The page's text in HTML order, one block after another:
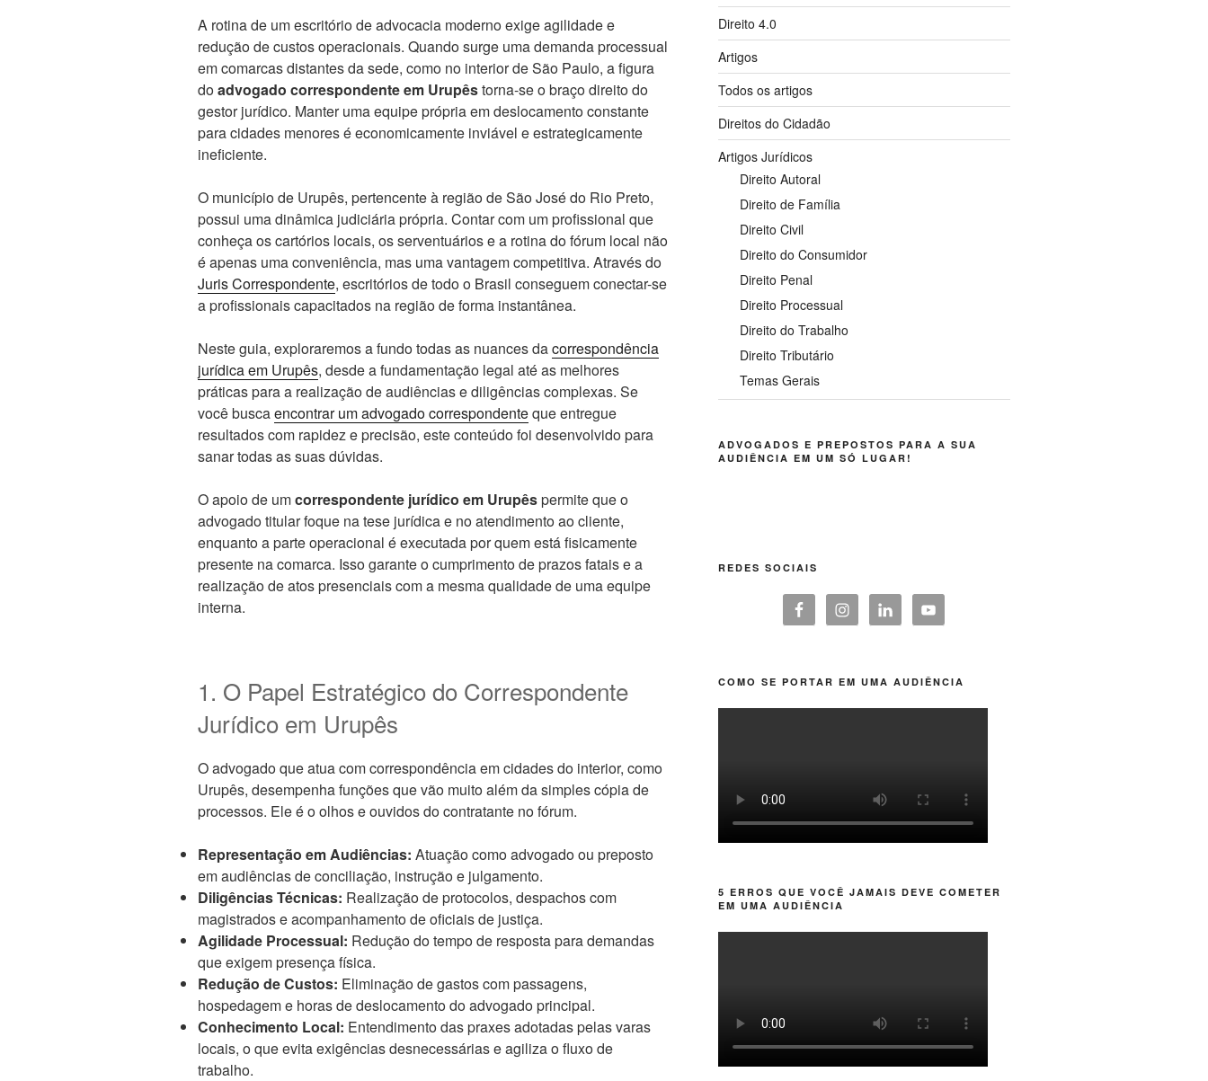
A rotina de um escritório de advocacia moderno exige agilidade e
redução de custos operacionais. Quando surge uma demanda processual
em comarcas distantes da sede, como no interior de São Paulo, a figura
doadvogado correspondente em Urupêstorna-se o braço direito do
gestor jurídico. Manter uma equipe própria em deslocamento constante
para cidades menores é economicamente inviável e estrategicamente
ineficiente.
O município de Urupês, pertencente à região de São José do Rio Preto,
possui uma dinâmica judiciária própria. Contar com um profissional que
conheça os cartórios locais, os serventuários e a rotina do fórum local não
é apenas uma conveniência, mas uma vantagem competitiva. Através do
Juris Correspondente, escritórios de todo o Brasil conseguem conectar-se
a profissionais capacitados na região de forma instantânea.
Neste guia, exploraremos a fundo todas as nuances dacorrespondência
jurídica em Urupês, desde a fundamentação legal até as melhores
práticas para a realização de audiências e diligências complexas. Se
você buscaencontrar um advogado correspondenteque entregue
resultados com rapidez e precisão, este conteúdo foi desenvolvido para
sanar todas as suas dúvidas.
O apoio de umcorrespondente jurídico em Urupêspermite que o
advogado titular foque na tese jurídica e no atendimento ao cliente,
enquanto a parte operacional é executada por quem está fisicamente
presente na comarca. Isso garante o cumprimento de prazos fatais e a
realização de atos presenciais com a mesma qualidade de uma equipe
interna.
1. O Papel Estratégico do Correspondente
Jurídico em Urupês
O advogado que atua com correspondência em cidades do interior, como
Urupês, desempenha funções que vão muito além da simples cópia de
processos. Ele é o olhos e ouvidos do contratante no fórum.
Representação em Audiências: Atuação como advogado ou preposto
em audiências de conciliação, instrução e julgamento.
Diligências Técnicas: Realização de protocolos, despachos com
magistrados e acompanhamento de oficiais de justiça.
Agilidade Processual: Redução do tempo de resposta para demandas
que exigem presença física.
Redução de Custos: Eliminação de gastos com passagens,
hospedagem e horas de deslocamento do advogado principal.
Conhecimento Local: Entendimento das praxes adotadas pelas varas
locais, o que evita exigências desnecessárias e agiliza o fluxo de
trabalho.
Direito 4.0
Artigos
Todos os artigos
Direitos do Cidadão
Artigos Jurídicos
Direito Autoral
Direito de Família
Direito Civil
Direito do Consumidor
Direito Penal
Direito Processual
Direito do Trabalho
Direito Tributário
Temas Gerais
ADVOGADOS E PREPOSTOS PARA A SUA
AUDIÊNCIA EM UM SÓ LUGAR!
REDES SOCIAIS
COMO SE PORTAR EM UMA AUDIÊNCIA
5 ERROS QUE VOCÊ JAMAIS DEVE COMETER
EM UMA AUDIÊNCIA